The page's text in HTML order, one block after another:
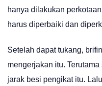
hanya dilakukan
harus diperbaiki dan
Setelah dapat tukang,
mengerjakan itu.
jarak besi pengikat itu.